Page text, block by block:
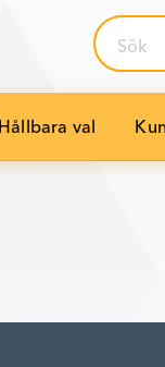
Sök
Hållbara val